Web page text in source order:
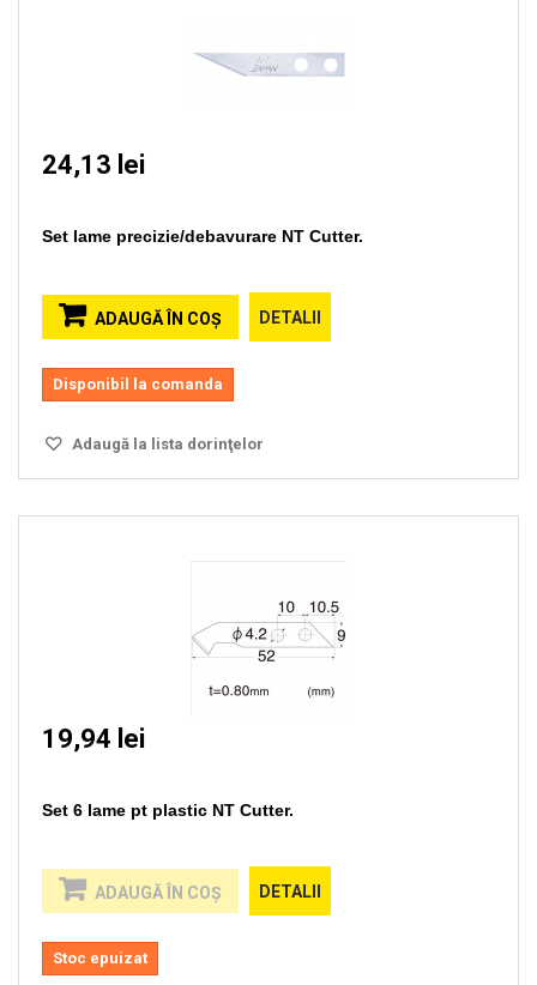
24,13 lei
Set lame precizie/debavurare NT Cutter.
ADAUGĂ ÎN COŞ DETALII
Disponibil la comanda
Adaugă la lista dorinţelor
19,94 lei
Set 6 lame pt plastic NT Cutter.
ADAUGĂ ÎN COŞ DETALII
Stoc epuizat